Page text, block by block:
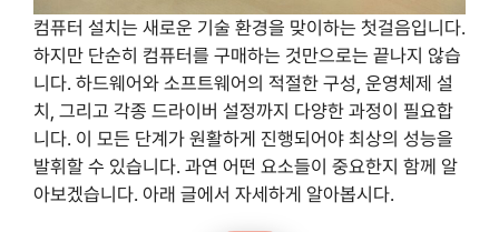
컴퓨터 설치는 새로운 기술 환경을 맞이하는 첫걸음입니다.
하지만 단순히 컴퓨터를 구매하는 것만으로는 끝나지 않습
니다. 하드웨어와 소프트웨어의 적절한 구성, 운영체제 설
치, 그리고 각종 드라이버 설정까지 다양한 과정이 필요합
니다. 이 모든 단계가 원활하게 진행되어야 최상의 성능을
발휘할 수 있습니다. 과연 어떤 요소들이 중요한지 함께 알
아보겠습니다. 아래 글에서 자세하게 알아봅시다.